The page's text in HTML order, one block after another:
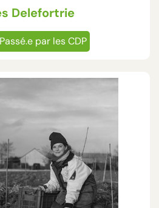
Delefortrie
Passé.e par les CDP